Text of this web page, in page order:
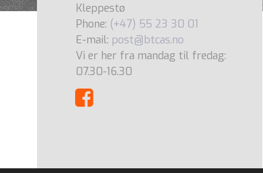
Kleppestø
Phone: (+47) 55 23 30 01
E-mail: post@btcas.no
Vi er her fra mandag til fredag:
07.30-16.30